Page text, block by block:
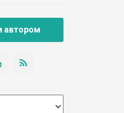
автором